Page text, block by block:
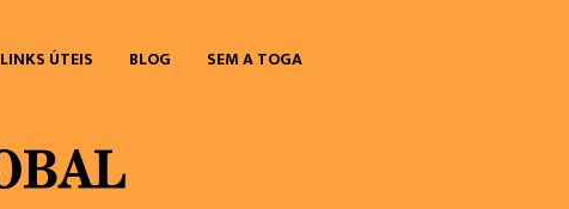
LINKS ÚTEIS BLOG SEM A TOGA